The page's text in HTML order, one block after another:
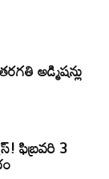
అడ్మిషన్లు
ఫిబ్రవరి 3